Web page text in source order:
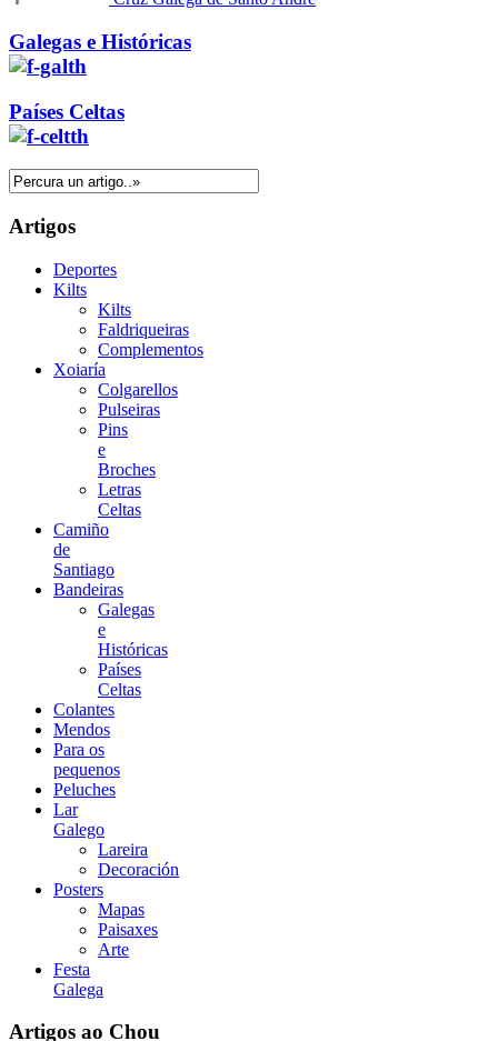
Galegas e Históricas
Países Celtas
Artigos
Deportes
Kilts
Kilts
Faldriqueiras
Complementos
Xoiaría
Colgarellos
Pulseiras
Pins
e
Broches
Letras
Celtas
Camiño
de
Santiago
Bandeiras
Galegas
e
Históricas
Países
Celtas
Colantes
Mendos
Para os
pequenos
Peluches
Lar
Galego
Lareira
Decoración
Posters
Mapas
Paisaxes
Arte
Festa
Galega
Artigos ao Chou